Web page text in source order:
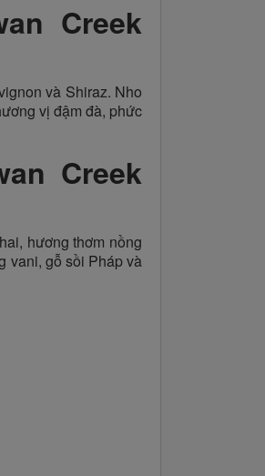
Creek
và Shiraz. Nho
vị đậm đà, phức
Creek
hương thơm nồng
vani, gỗ sồi Pháp và